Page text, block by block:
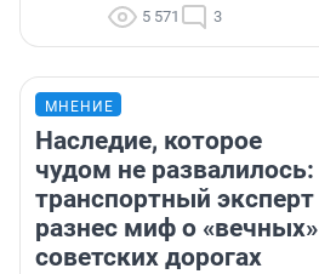
5 571 3
МНЕНИЕ
Наследие, которое
чудом не развалилось:
транспортный эксперт
разнес миф о «вечных»
советских дорогах